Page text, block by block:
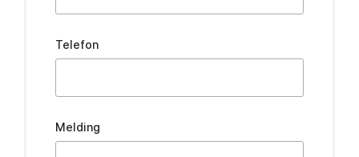
Telefon
Melding